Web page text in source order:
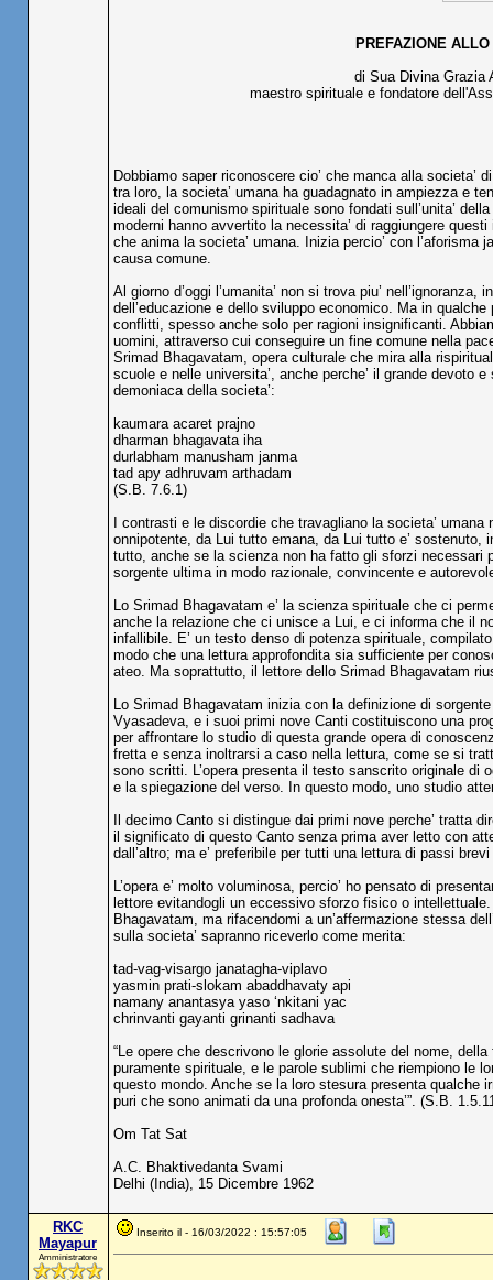
PREFAZIONE
di Sua Divina Grazia
maestro spirituale e fondatore
Dobbiamo saper riconoscere cio’ che manca alla societa’
tra loro, la societa’ umana ha guadagnato in ampiezza e
ideali del comunismo spirituale sono fondati sull’unita’
moderni hanno avvertito la necessita’ di raggiungere
che anima la societa’ umana. Inizia percio’ con
causa comune.
Al giorno d’oggi l’umanita’ non si trova piu’
dell’educazione e dello sviluppo economico. Ma in
conflitti, spesso anche solo per ragioni insignificanti.
uomini, attraverso cui conseguire un fine comune nella
Srimad Bhagavatam, opera culturale che mira alla
scuole e nelle universita’, anche perche’ il grande devoto
demoniaca della societa’:
kaumara acaret prajno
dharman bhagavata iha
durlabham manusham janma
tad apy adhruvam arthadam
(S.B. 7.6.1)
I contrasti e le discordie che travagliano la societa’
onnipotente, da Lui tutto emana, da Lui tutto e’
tutto, anche se la scienza non ha fatto gli sforzi necessari
sorgente ultima in modo razionale, convincente e
Lo Srimad Bhagavatam e’ la scienza spirituale che ci
anche la relazione che ci unisce a Lui, e ci informa che il
infallibile. E’ un testo denso di potenza spirituale,
modo che una lettura approfondita sia sufficiente per
ateo. Ma soprattutto, il lettore dello Srimad Bhagavatam
Lo Srimad Bhagavatam inizia con la definizione di
Vyasadeva, e i suoi primi nove Canti costituiscono una
per affrontare lo studio di questa grande opera di
fretta e senza inoltrarsi a caso nella lettura, come se si
sono scritti. L’opera presenta il testo sanscrito originale
e la spiegazione del verso. In questo modo, uno studio
Il decimo Canto si distingue dai primi nove perche’ tratta
il significato di questo Canto senza prima aver letto con
dall’altro; ma e’ preferibile per tutti una lettura di passi
L’opera e’ molto voluminosa, percio’ ho pensato di
lettore evitandogli un eccessivo sforzo fisico o
Bhagavatam, ma rifacendomi a un’affermazione stessa
sulla societa’ sapranno riceverlo come merita:
tad-vag-visargo janatagha-viplavo
yasmin prati-slokam abaddhavaty api
namany anantasya yaso ‘nkitani yac
chrinvanti gayanti grinanti sadhava
“Le opere che descrivono le glorie assolute del nome,
puramente spirituale, e le parole sublimi che riempiono le
questo mondo. Anche se la loro stesura presenta qualche
puri che sono animati da una profonda onesta’”. (S.B.
Om Tat Sat
A.C. Bhaktivedanta Svami
Delhi (India), 15 Dicembre 1962
RKC
Mayapur
Amministratore
Inserito il - 16/03/2022 : 15:57:05